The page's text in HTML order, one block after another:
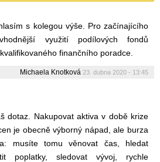
s kolegou výše. Pro začínajícího
využití podílových fondů
finančního poradce.
Michaela Knotková 23. dubna 2020 - 13:45
dotaz. Nakupovat aktiva v době krize
je obecně výborný nápad, ale burza
musíte tomu věnovat čas, hledat
poplatky, sledovat vývoj, rychle